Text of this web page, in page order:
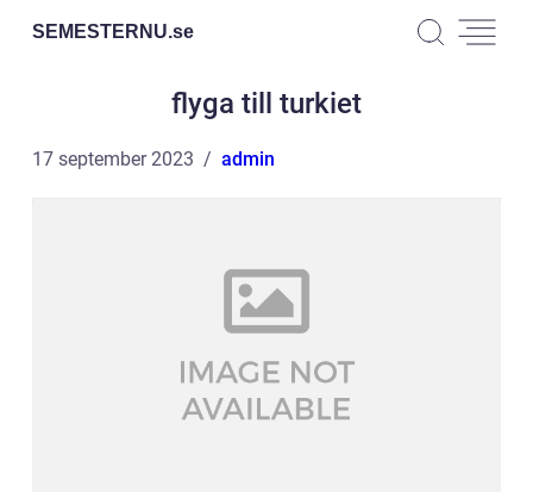
SEMESTERNU.se
flyga till turkiet
17 september 2023 admin